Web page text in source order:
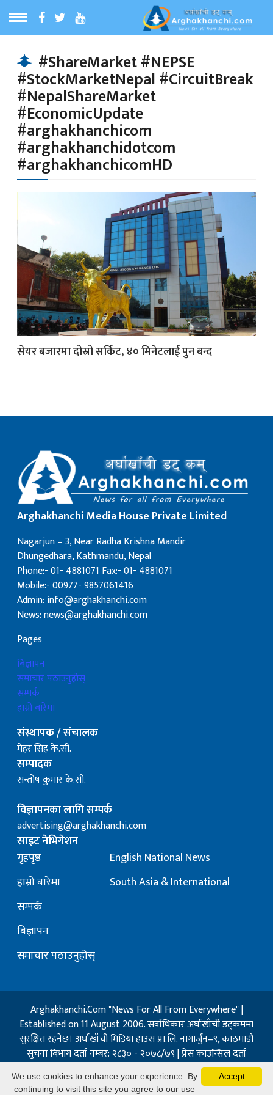
MENU
समाचार
समाचार
#ShareMarket #NEPSE
#StockMarketNepal #CircuitBreak
#NepalShareMarket
#EconomicUpdate
#arghakhanchicom
#arghakhanchidotcom
#arghakhanchicomHD
सेयर बजारमा दोस्रो सर्किट, ४० मिनेटलाई पुन बन्द
Arghakhanchi Media House Private Limited
Nagarjun – 3, Near Radha Krishna Mandir
Dhungedhara, Kathmandu, Nepal
Phone:- 01- 4881071 Fax:- 01- 4881071
Mobile:- 00977- 9857061416
Admin: info@arghakhanchi.com
News: news@arghakhanchi.com
Pages
बिज्ञापन
समाचार पठाउनुहोस्
सम्पर्क
हाम्रो बारेमा
संस्थापक / संचालक
मेहर सिंह के.सी.
सम्पादक
सन्तोष कुमार के.सी.
विज्ञापनका लागि सम्पर्क
advertising@arghakhanchi.com
साइट नेभिगेशन
गृहपृष्ठ
हाम्रो बारेमा
सम्पर्क
बिज्ञापन
समाचार पठाउनुहोस्
English National News
South Asia & International
Arghakhanchi.Com "News For All From Everywhere" |
Established on 11 August 2006. सर्वाधिकार अर्घाखाँची डट्कममा
सुरक्षित रहनेछ। अर्घाखाँची मिडिया हाउस प्रा.लि. नागार्जुन–९, काठमाडौं
सुचना बिभाग दर्ता नम्बर: २८३० - २०७८/७९ | प्रेस काउन्सिल दर्ता
नम्बर: १३२ / २०७३-०४-२१ | जिप्रका सि- नम्बर: ७, दर्ता नम्बर
७-०६७-६८
Accept
We use cookies to enhance your experience. By
continuing to visit this site you agree to our use